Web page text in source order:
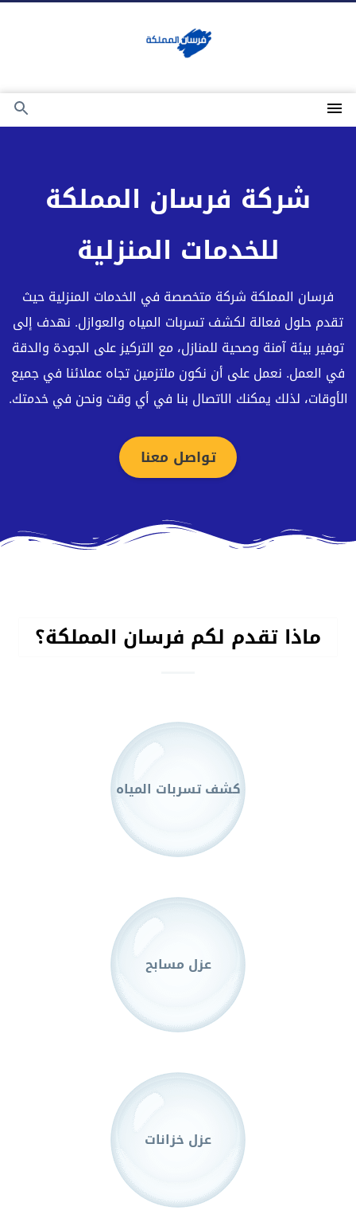
شركة فرسان المملكة
للخدمات المنزلية
فرسان المملكة شركة متخصصة في الخدمات المنزلية حيث
تقدم حلول فعالة لكشف تسربات المياه والعوازل. نهدف إلى
توفير بيئة آمنة وصحية للمنازل، مع التركيز على الجودة والدقة
في العمل. نعمل على أن نكون ملتزمين تجاه عملائنا في جميع
الأوقات، لذلك يمكنك الاتصال بنا في أي وقت ونحن في خدمتك.
تواصل معنا
ماذا تقدم لكم فرسان المملكة؟
كشف تسربات المياه
عزل مسابح
عزل خزانات